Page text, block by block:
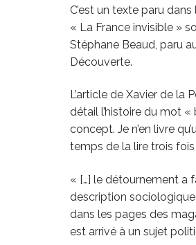
C’est un texte paru
« La France invisible »
Stéphane Beaud, paru
Découverte.
L’article de Xavier de la
détail l’histoire du mot
concept. Je n’en livre
temps de la lire trois fois
« […] le détournement a
description
dans les pages des
est arrivé à un sujet